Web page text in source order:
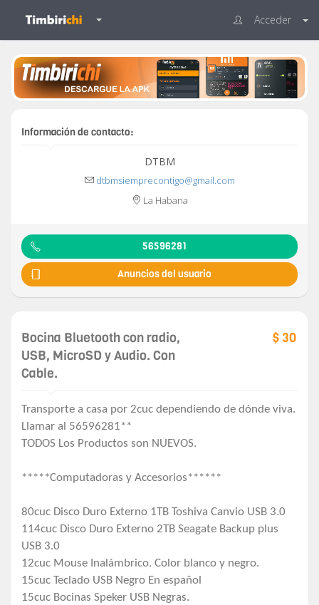
Acceder
Información de contacto:
DTBM
dtbmsiemprecontigo@gmail.com
La Habana
56596281
Anuncios del usuario
Bocina Bluetooth con radio,
USB, MicroSD y Audio. Con
Cable.
$ 30
Transporte a casa por 2cuc dependiendo de dónde viva.
Llamar al 56596281**
TODOS Los Productos son NUEVOS.
*****Computadoras y Accesorios******
80cuc Disco Duro Externo 1TB Toshiva Canvio USB 3.0
114cuc Disco Duro Externo 2TB Seagate Backup plus
USB 3.0
12cuc Mouse Inalámbrico. Color blanco y negro.
15cuc Teclado USB Negro En español
15cuc Bocinas Speker USB Negras.